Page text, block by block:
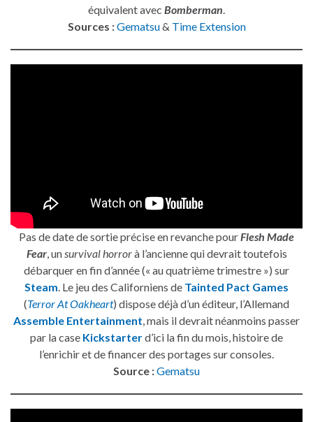
équivalent avec Bomberman.
Sources :Gematsu& Time Extension
Pas de date de sortie précise en revanche pourFlesh Made
Fear, unsurvival horrorà l’ancienne qui devrait toutefois
débarquer en fin d’année (« au quatrième trimestre ») sur
Steam. Le jeu des Californiens de Tainted Pact Games
(Terror At Oakheart) dispose déjà d’un éditeur, l’Allemand
Assemble Entertainment, mais il devrait néanmoins passer
par la case Kickstarterd’ici la fin du mois, histoire de
l’enrichir et de financer des portages sur consoles.
Source :Gematsu